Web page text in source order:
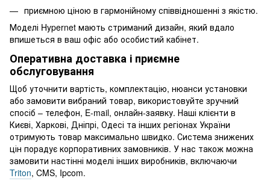
приємною ціною в гармонійному співвідношенні з якістю.
Моделі Hypernet мають стриманий дизайн, який вдало
впишеться в ваш офіс або особистий кабінет.
Оперативна доставка і приємне
обслуговування
Щоб уточнити вартість, комплектацію, нюанси установки
або замовити вибраний товар, використовуйте зручний
спосіб – телефон, E-mail, онлайн-заявку. Наші клієнти в
Києві, Харкові, Дніпрі, Одесі та інших регіонах України
отримують товар максимально швидко. Система знижених
цін порадує корпоративних замовників. У нас також можна
замовити настінні моделі інших виробників, включаючи
Triton, CMS, Ipcom.